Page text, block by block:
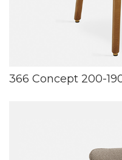
366 Concept 200-